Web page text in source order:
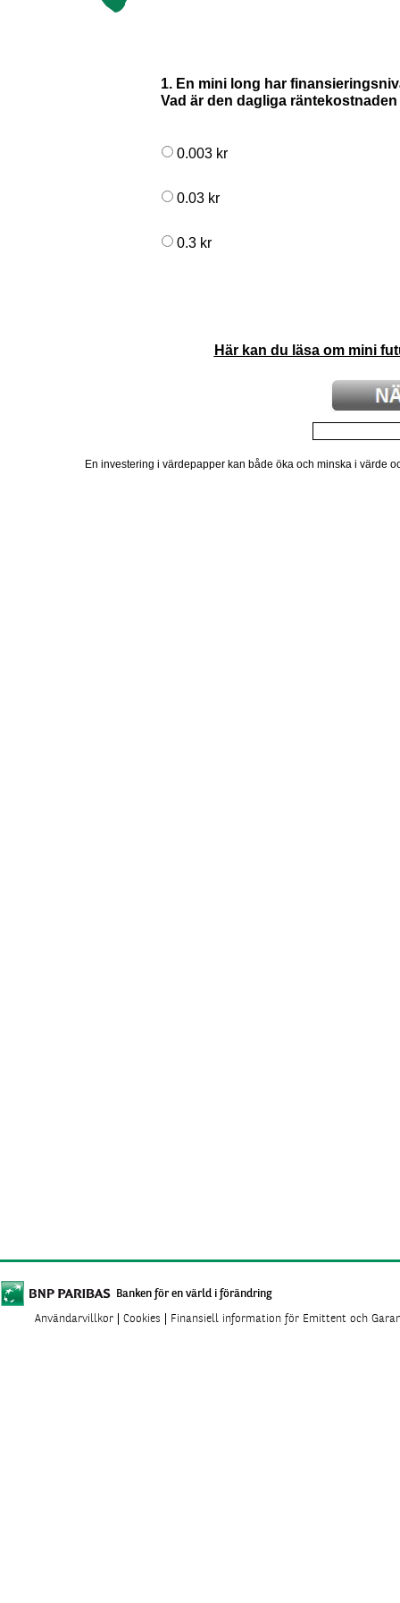
Banken för en värld i förändring
Användarvillkor Cookies Finansiell information för Emittent och